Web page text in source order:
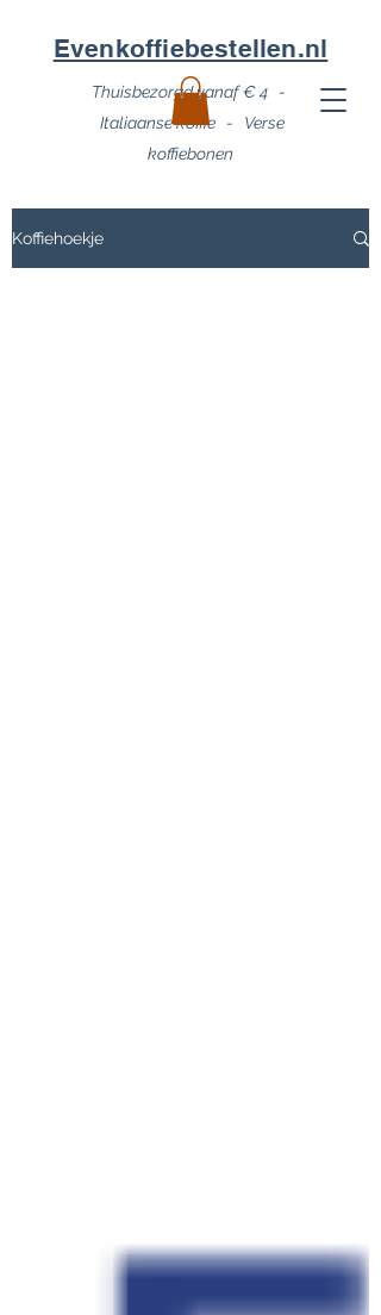
Evenkoffiebestellen.nl
Thuisbezorgd vanaf € 4 -
Italiaanse koffie - Verse
koffiebonen
Koffiehoekje